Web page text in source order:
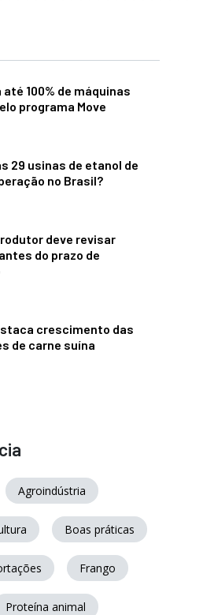
100% de máquinas
programa Move
29 usinas de etanol de
no Brasil?
deve revisar
do prazo de
crescimento das
de carne suína
Agroindústria
Boas práticas
Frango
Proteína animal